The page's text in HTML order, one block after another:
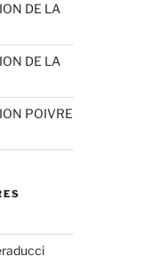
DE LA
DE LA
POIVRE